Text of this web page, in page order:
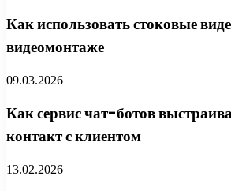
Как использовать стоковые
видеомонтаже
09.03.2026
Как сервис чат-ботов
контакт с клиентом
13.02.2026